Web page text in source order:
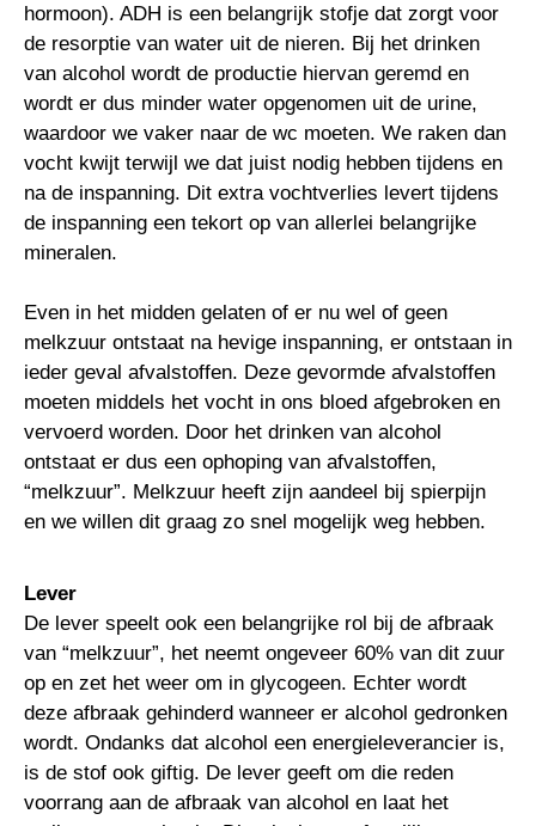
hormoon). ADH is een belangrijk stofje dat zorgt voor
de resorptie van water uit de nieren. Bij het drinken
van alcohol wordt de productie hiervan geremd en
wordt er dus minder water opgenomen uit de urine,
waardoor we vaker naar de wc moeten. We raken dan
vocht kwijt terwijl we dat juist nodig hebben tijdens en
na de inspanning. Dit extra vochtverlies levert tijdens
de inspanning een tekort op van allerlei belangrijke
mineralen.
Even in het midden gelaten of er nu wel of geen
melkzuur ontstaat na hevige inspanning, er ontstaan in
ieder geval afvalstoffen. Deze gevormde afvalstoffen
moeten middels het vocht in ons bloed afgebroken en
vervoerd worden. Door het drinken van alcohol
ontstaat er dus een ophoping van afvalstoffen,
“melkzuur”. Melkzuur heeft zijn aandeel bij spierpijn
en we willen dit graag zo snel mogelijk weg hebben.
Lever
De lever speelt ook een belangrijke rol bij de afbraak
van “melkzuur”, het neemt ongeveer 60% van dit zuur
op en zet het weer om in glycogeen. Echter wordt
deze afbraak gehinderd wanneer er alcohol gedronken
wordt. Ondanks dat alcohol een energieleverancier is,
is de stof ook giftig. De lever geeft om die reden
voorrang aan de afbraak van alcohol en laat het